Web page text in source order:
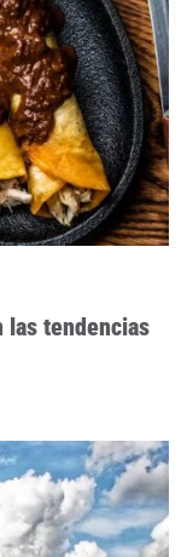
las tendencias